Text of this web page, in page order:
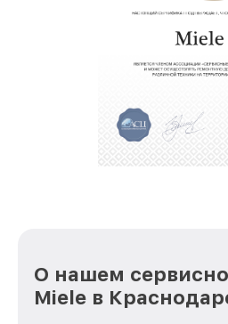
восстановительных
услуги курьера для
крупногабаритной
обеспечат доставку
полной сохранности и
положительные отзывы и
репутацию. Мы постоянно
О нашем
Miele в